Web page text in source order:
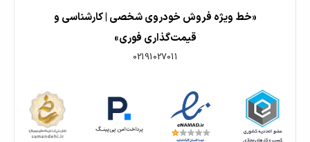
«خط ویژه فروش خودروی شخصی | کارشناسی و
قیمت‌گذاری فوری»
02191027011